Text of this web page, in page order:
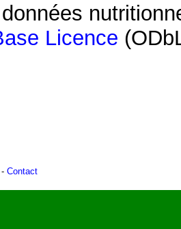
Licence
- Contact